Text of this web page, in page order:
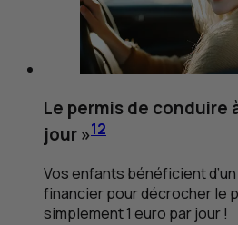
Le permis de conduire
jour »12
Vos enfants bénéficient
financier pour décrocher le
simplement 1 euro par jour !